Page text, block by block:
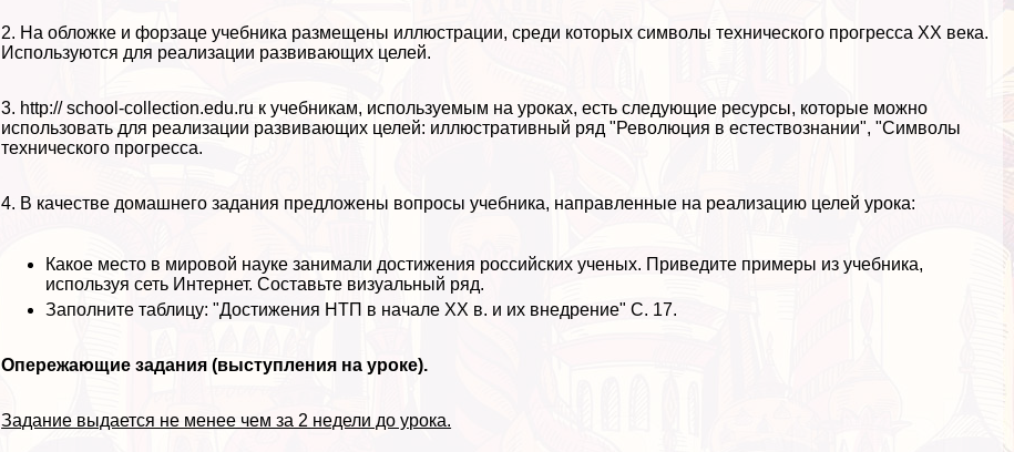
2. На обложке и форзаце учебника размещены иллюстрации, среди которых символы технического прогресса XX века.
Используются для реализации развивающих целей.
3. http:// school-collection.edu.ru к учебникам, используемым на уроках, есть следующие ресурсы, которые можно
использовать для реализации развивающих целей: иллюстративный ряд "Революция в естествознании", "Символы
технического прогресса.
4. В качестве домашнего задания предложены вопросы учебника, направленные на реализацию целей урока:
Какое место в мировой науке занимали достижения российских ученых. Приведите примеры из учебника,
используя сеть Интернет. Составьте визуальный ряд.
Заполните таблицу: "Достижения НТП в начале XX в. и их внедрение" С. 17.
Опережающие задания (выступления на уроке).
Задание выдается не менее чем за 2 недели до урока.